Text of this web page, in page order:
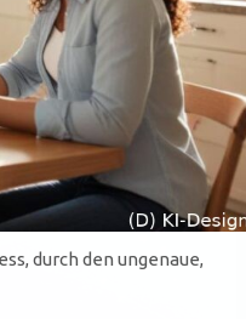
durch den ungenaue,